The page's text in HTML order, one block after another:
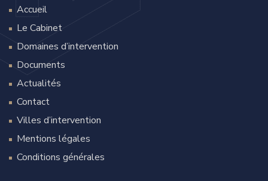
Accueil
Le Cabinet
Domaines d’intervention
Documents
Actualités
Contact
Villes d’intervention
Mentions légales
Conditions générales